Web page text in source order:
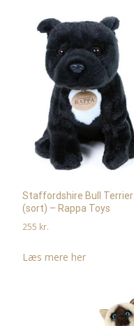
Staffordshire Bull Terrier
(sort) – Rappa Toys
255 kr.
Læs mere her